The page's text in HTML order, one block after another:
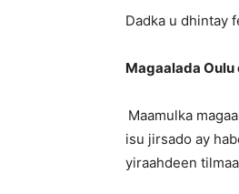
Dadka u dhintay
Magaalada
Maamulka
isu jirsado ay
yiraahdeen